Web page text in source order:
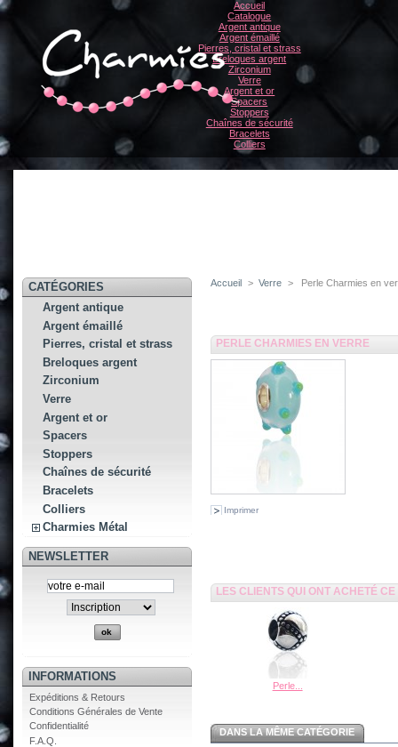
Accueil
Catalogue
Argent antique
Argent émaillé
Pierres, cristal et strass
Breloques argent
Zirconium
Verre
Argent et or
Spacers
Stoppers
Chaînes de sécurité
Bracelets
Colliers
CATÉGORIES
Argent antique
Argent émaillé
Pierres, cristal et strass
Breloques argent
Zirconium
Verre
Argent et or
Spacers
Stoppers
Chaînes de sécurité
Bracelets
Colliers
Charmies Métal
NEWSLETTER
INFORMATIONS
Expéditions & Retours
Conditions Générales de Vente
Confidentialité
F.A.Q.
Accueil > Verre > Perle Charmies en
PERLE CHARMIES EN VERRE
Imprimer
LES CLIENTS QUI ONT ACHETÉ
Perle...
DANS LA MÊME CATÉGORIE